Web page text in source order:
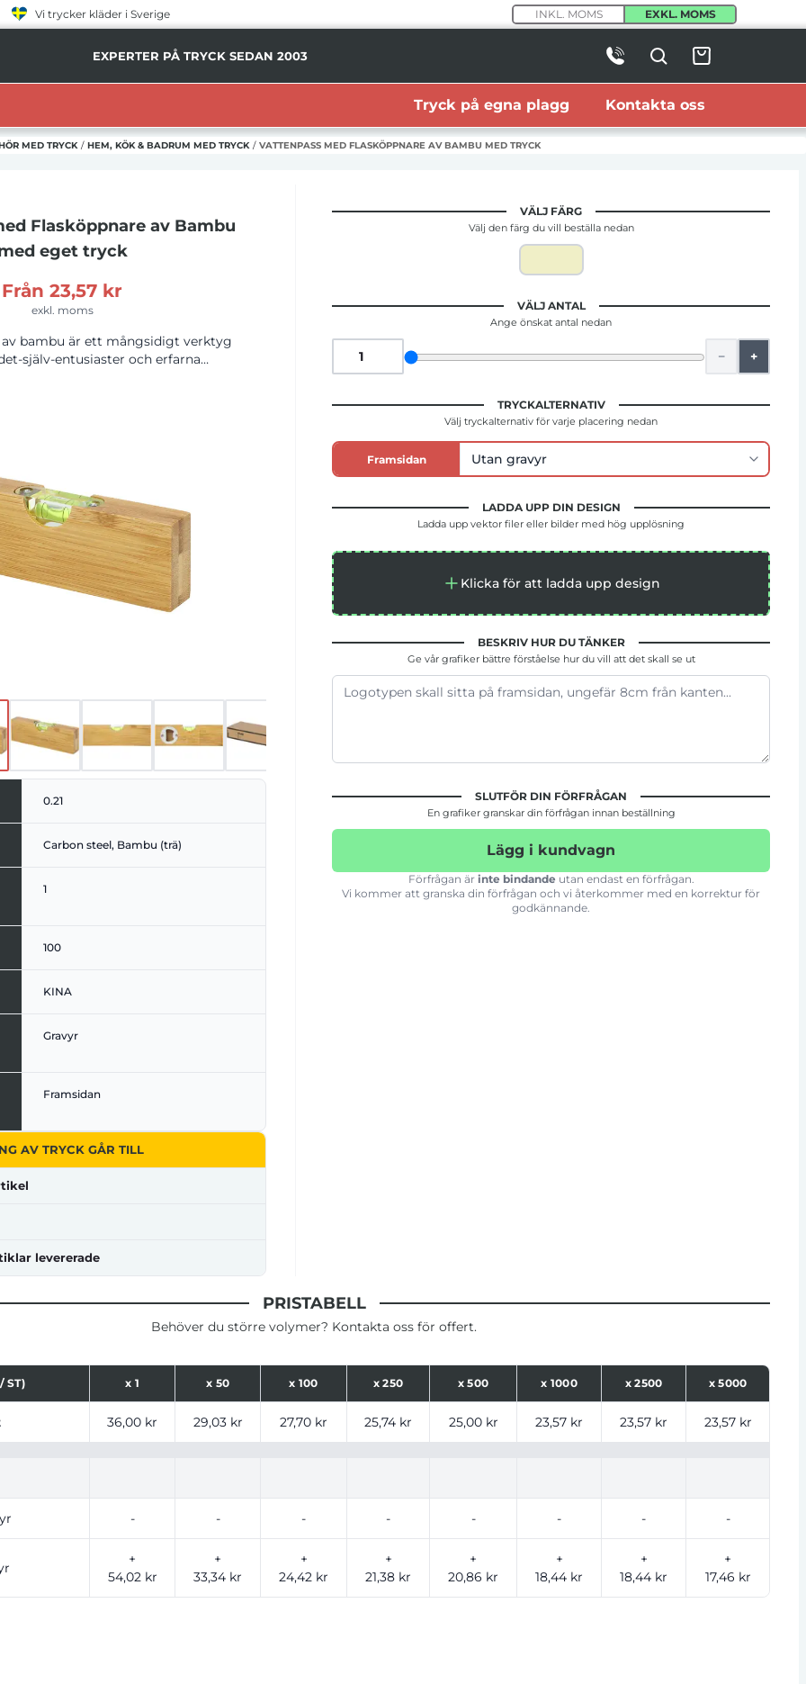
Vi trycker kläder i Sverige INKL. MOMS EXKL. MOMS
EXPERTER PÅ TRYCK SEDAN 2003
Tryck på egna plagg Kontakta oss
MED TRYCK / HEM, KÖK & BADRUM MED TRYCK / VATTENPASS MED FLASKÖPPNARE AV BAMBU MED TRYCK
Flasköppnare av Bambu
eget tryck
Från 23,57 kr
exkl. moms
av bambu är ett mångsidigt verktyg
själv-entusiaster och erfarna
utskriftsresultatet. Förpackad i en
från hållbara källor.
0.21
Carbon steel, Bambu (trä)
1
100
KINA
Gravyr
Framsidan
AV TRYCK GÅR TILL
levererade
VÄLJ FÄRG
Välj den färg du vill beställa nedan
VÄLJ ANTAL
Ange önskat antal nedan
− +
TRYCKALTERNATIV
Välj tryckalternativ för varje placering nedan
Framsidan
LADDA UPP DIN DESIGN
Ladda upp vektor filer eller bilder med hög upplösning
Klicka för att ladda upp design
BESKRIV HUR DU TÄNKER
Ge vår grafiker bättre förståelse hur du vill att det skall se ut
SLUTFÖR DIN FÖRFRÅGAN
En grafiker granskar din förfrågan innan beställning
Lägg i kundvagn
Förfrågan är inte bindande utan endast en förfrågan.
Vi kommer att granska din förfrågan och vi återkommer med en korrektur för
godkännande.
PRISTABELL
Behöver du större volymer? Kontakta oss för offert.
ST) x 1 x 50 x 100 x250 x500 x 1000 x2500 x5000
36,00 kr 29,03 kr 27,70 kr 25,74 kr 25,00 kr 23,57 kr 23,57 kr 23,57 kr
- - - - - - - -
+
54,02 kr
+
33,34 kr
+
24,42 kr
+
21,38 kr
+
20,86 kr
+
18,44 kr
+
18,44 kr
+
17,46 kr